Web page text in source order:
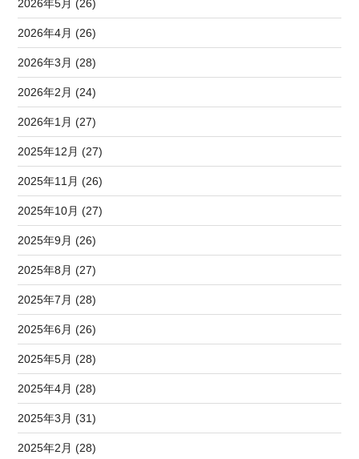
2026年5月 (26)
2026年4月 (26)
2026年3月 (28)
2026年2月 (24)
2026年1月 (27)
2025年12月 (27)
2025年11月 (26)
2025年10月 (27)
2025年9月 (26)
2025年8月 (27)
2025年7月 (28)
2025年6月 (26)
2025年5月 (28)
2025年4月 (28)
2025年3月 (31)
2025年2月 (28)